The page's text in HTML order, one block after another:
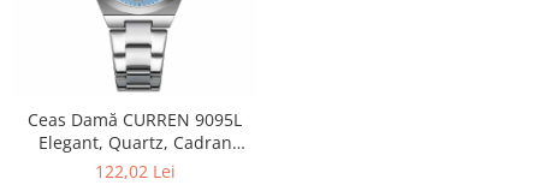
Ceas Damă CURREN 9095L
Elegant, Quartz, Cadran
Albastru, Brățară și Carcasă
122,02 Lei